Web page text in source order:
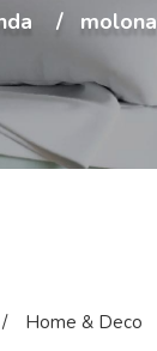
molona
/ Home & Deco